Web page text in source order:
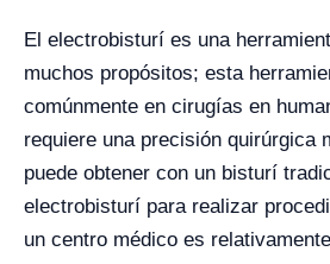
El electrobisturí es una
muchos propósitos; esta
comúnmente en cirugías en
requiere una precisión quirúrgica
puede obtener con un bisturí
electrobisturí para realizar
un centro médico es